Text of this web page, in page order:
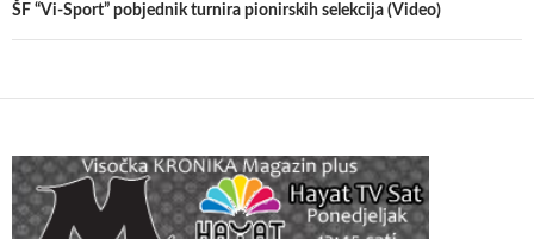
ŠF “Vi-Sport” pobjednik turnira pionirskih selekcija (Video)